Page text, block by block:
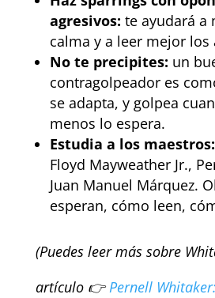
agresivos: te ayudará a
calma y a leer mejor los
No te precipites: un
contragolpeador es
se adapta, y golpea
menos lo espera.
Estudia a los maestros:
Floyd Mayweather Jr.,
Juan Manuel Márquez.
esperan, cómo leen,
(Puedes leer más sobre
artículo 👉Pernell